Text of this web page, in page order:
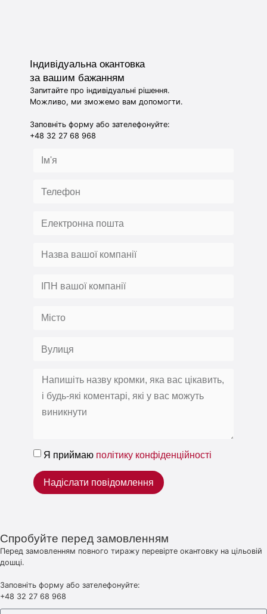
Індивідуальна окантовка
за вашим бажанням
Запитайте про індивідуальні рішення.
Можливо, ми зможемо вам допомогти.
Заповніть форму або зателефонуйте:
+48 32 27 68 968
Я приймаю політику конфіденційності
Надіслати повідомлення
Спробуйте перед замовленням
Перед замовленням повного тиражу перевірте окантовку на цільовій
дошці.
Заповніть форму або зателефонуйте:
+48 32 27 68 968